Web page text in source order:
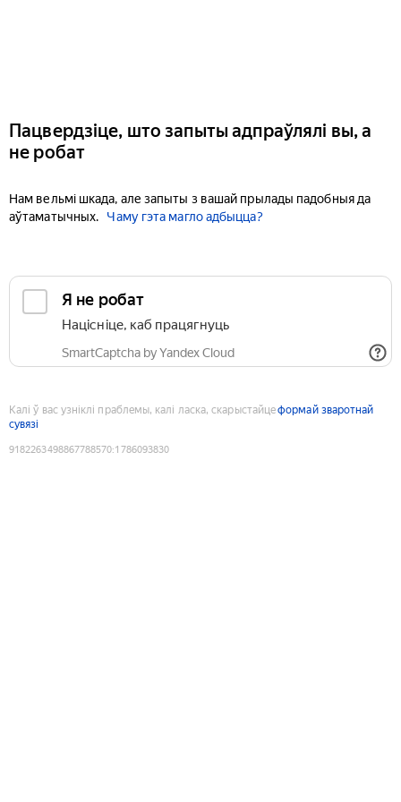
Пацвердзіце, што запыты адпраўлялі вы, а
не робат
Нам вельмі шкада, але запыты з вашай прылады падобныя да
аўтаматычных.
Чаму гэта магло адбыцца?
Я не робат
Націсніце, каб працягнуць
SmartCaptcha by Yandex Cloud
Калі ў вас узніклі праблемы, калі ласка, скарыстайцеформай зваротнай
сувязі
9182263498867788570:1786093830